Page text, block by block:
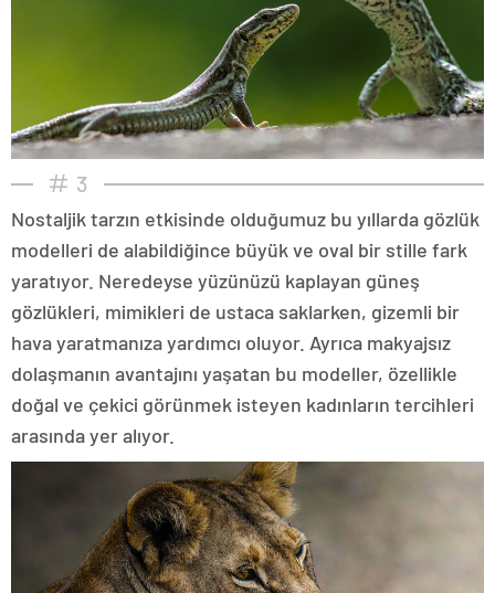
3
Nostaljik tarzın etkisinde olduğumuz bu yıllarda gözlük
modelleri de alabildiğince büyük ve oval bir stille fark
yaratıyor. Neredeyse yüzünüzü kaplayan güneş
gözlükleri, mimikleri de ustaca saklarken, gizemli bir
hava yaratmanıza yardımcı oluyor. Ayrıca makyajsız
dolaşmanın avantajını yaşatan bu modeller, özellikle
doğal ve çekici görünmek isteyen kadınların tercihleri
arasında yer alıyor.